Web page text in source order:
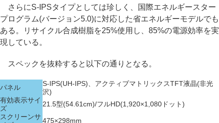
さらにS-IPSタイプとしては珍しく、国際エネルギースター
プログラム(バージョン5.0)に対応した省エネルギーモデルでも
ある。リサイクル合成樹脂を25%使用し、85%の電源効率を実
現している。
スペックを抜粋すると以下の通りとなる。
パネル
S-IPS(UH-IPS)、アクティブマトリックスTFT液晶(非光
沢)
有効表示サイ
ズ
21.5型(54.61cm)/フルHD(1,920×1,080ドット)
スクリーンサ475×298mm